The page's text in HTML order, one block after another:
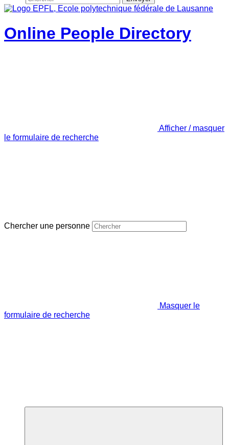
Online People Directory
Afficher / masquer
le formulaire de recherche
Chercher une personne
Masquer le
formulaire de recherche